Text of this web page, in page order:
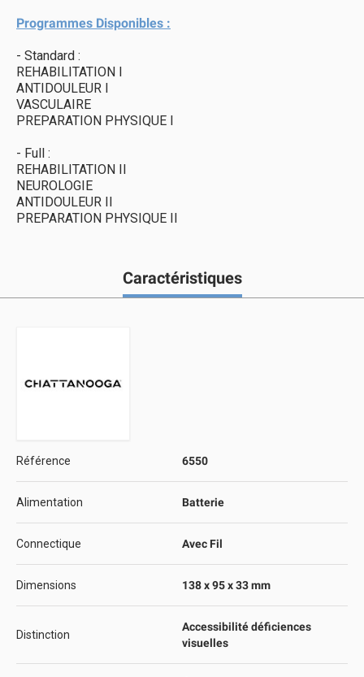
Programmes Disponibles :
- Standard :
REHABILITATION I
ANTIDOULEUR I
VASCULAIRE
PREPARATION PHYSIQUE I
- Full :
REHABILITATION II
NEUROLOGIE
ANTIDOULEUR II
PREPARATION PHYSIQUE II
Caractéristiques
Référence 6550
Alimentation Batterie
Connectique Avec Fil
Dimensions 138 x 95 x 33 mm
Distinction
Accessibilité déficiences
visuelles